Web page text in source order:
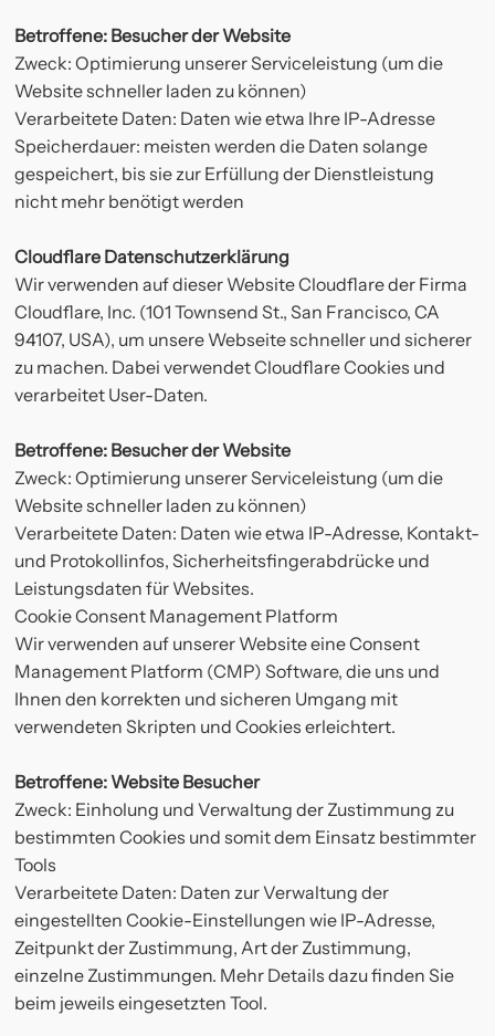
Betroffene: Besucher der Website
Zweck: Optimierung unserer Serviceleistung (um die
Website schneller laden zu können)
Verarbeitete Daten: Daten wie etwa Ihre IP-Adresse
Speicherdauer: meisten werden die Daten solange
gespeichert, bis sie zur Erfüllung der Dienstleistung
nicht mehr benötigt werden
Cloudflare Datenschutzerklärung
Wir verwenden auf dieser Website Cloudflare der Firma
Cloudflare, Inc. (101 Townsend St., San Francisco, CA
94107, USA), um unsere Webseite schneller und sicherer
zu machen. Dabei verwendet Cloudflare Cookies und
verarbeitet User-Daten.
Betroffene: Besucher der Website
Zweck: Optimierung unserer Serviceleistung (um die
Website schneller laden zu können)
Verarbeitete Daten: Daten wie etwa IP-Adresse, Kontakt-
und Protokollinfos, Sicherheitsfingerabdrücke und
Leistungsdaten für Websites.
Cookie Consent Management Platform
Wir verwenden auf unserer Website eine Consent
Management Platform (CMP) Software, die uns und
Ihnen den korrekten und sicheren Umgang mit
verwendeten Skripten und Cookies erleichtert.
Betroffene: Website Besucher
Zweck: Einholung und Verwaltung der Zustimmung zu
bestimmten Cookies und somit dem Einsatz bestimmter
Tools
Verarbeitete Daten: Daten zur Verwaltung der
eingestellten Cookie-Einstellungen wie IP-Adresse,
Zeitpunkt der Zustimmung, Art der Zustimmung,
einzelne Zustimmungen. Mehr Details dazu finden Sie
beim jeweils eingesetzten Tool.